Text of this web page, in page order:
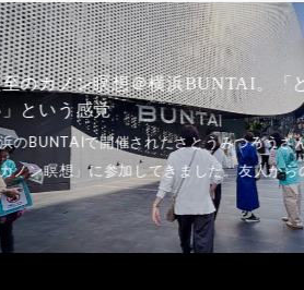
浜BUNTAI。「どっちでもい